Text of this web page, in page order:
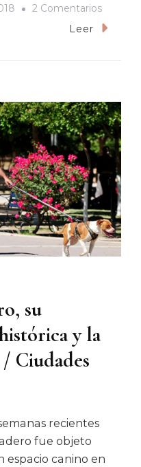
2 ComentariosEn
El
Palacio
De
Del
Estado
De
Sonora
Leer
su
y la
Ciudades
recientes
fue objeto
espacio canino en